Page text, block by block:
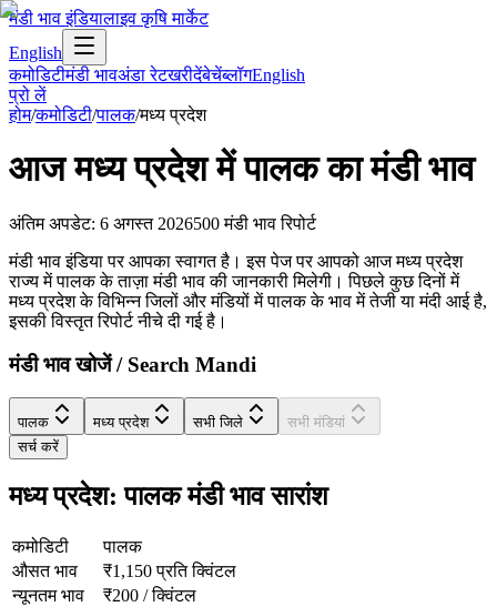
मंडी भाव इंडियालाइव कृषि मार्केट
English
कमोडिटीमंडी भावअंडा रेटखरीदेंबेचेंब्लॉगEnglish
प्रो लें
होम/कमोडिटी/पालक/मध्य प्रदेश
आजमध्य प्रदेशमेंपालकका मंडी भाव
अंतिम अपडेट: 6 अगस्त 2026500 मंडी भाव रिपोर्ट
मंडी भाव इंडिया पर आपका स्वागत है। इस पेज पर आपको आज मध्य प्रदेश
राज्य में पालक के ताज़ा मंडी भाव की जानकारी मिलेगी। पिछले कुछ दिनों में
मध्य प्रदेश के विभिन्न जिलों और मंडियों में पालक के भाव में तेजी या मंदी आई है,
इसकी विस्तृत रिपोर्ट नीचे दी गई है।
मंडी भाव खोजें / Search Mandi
पालक मध्य प्रदेश सभी जिले
सभी मंडियां
सर्च करें
मध्य प्रदेश: पालक मंडी भाव सारांश
कमोडिटी
पालक
औसत भाव
₹1,150 प्रति क्विंटल
न्यूनतम भाव
₹200 /क्विंटल